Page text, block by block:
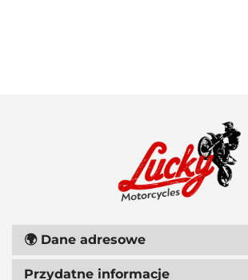
🌍 Dane adresowe
Przydatne informacje